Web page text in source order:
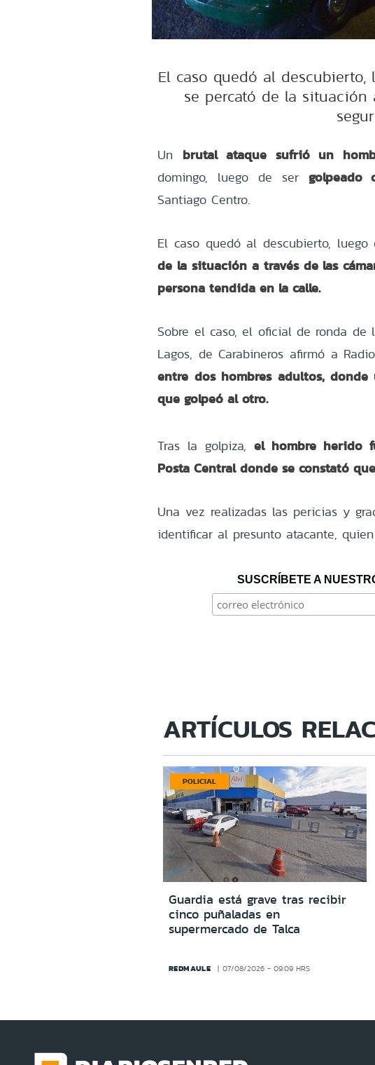
El caso quedó al
se percató de la situación
Un brutal ataque sufrió un
domingo, luego de ser golpeado
Santiago Centro.
El caso quedó al descubierto, luego
de la situación a través de las
persona tendida en la calle.
Sobre el caso, el oficial de ronda de
Lagos, de Carabineros afirmó a
entre dos hombres adultos,
que golpeó al otro.
Tras la golpiza,el hombre herido
Posta Central donde se constató
Una vez realizadas las pericias y
identificar al presunto atacante,
SUSCRÍBETE A
ARTÍCULOS
POLICIAL
Guardia está grave tras recibir
cinco puñaladas en
supermercado de Talca
REDMAULE 07/08/2026 - 09:09 HRS